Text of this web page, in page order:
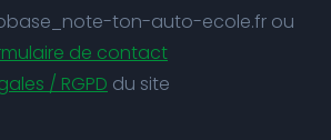
ton-auto-ecole.fr ou
de contact
/ RGPD du site